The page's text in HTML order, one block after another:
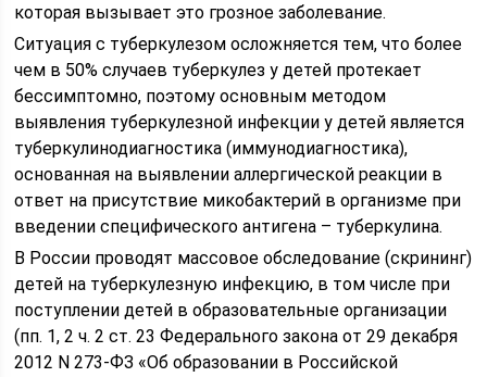
которая вызывает это грозное заболевание.
Ситуация с туберкулезом осложняется тем, что более
чем в 50% случаев туберкулез у детей протекает
бессимптомно, поэтому основным методом
выявления туберкулезной инфекции у детей является
туберкулинодиагностика (иммунодиагностика),
основанная на выявлении аллергической реакции в
ответ на присутствие микобактерий в организме при
введении специфического антигена – туберкулина.
В России проводят массовое обследование (скрининг)
детей на туберкулезную инфекцию, в том числе при
поступлении детей в образовательные организации
(пп. 1, 2 ч. 2 ст. 23 Федерального закона от 29 декабря
2012 N 273-ФЗ «Об образовании в Российской